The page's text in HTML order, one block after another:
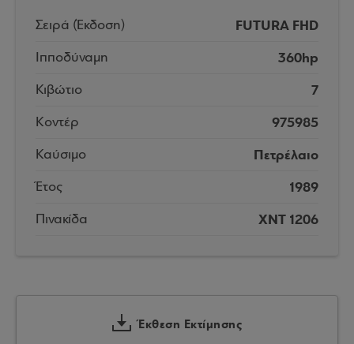
Σειρά (Έκδοση) FUTURA FHD
Ιπποδύναμη 360hp
Κιβώτιο 7
Κοντέρ 975985
Καύσιμο Πετρέλαιο
Έτος 1989
Πινακίδα XNT 1206
Έκθεση Εκτίμησης